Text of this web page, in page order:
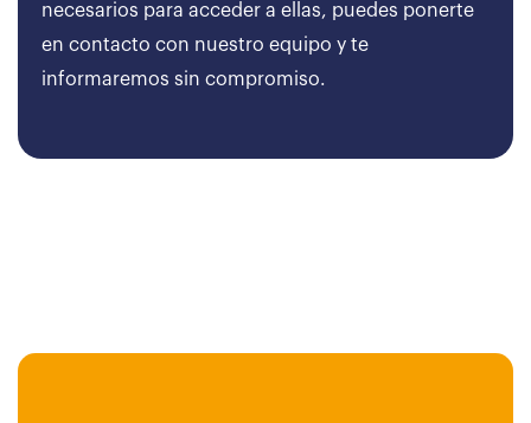
necesarios para acceder a ellas, puedes ponerte
en contacto con nuestro equipo y te
informaremos sin compromiso.